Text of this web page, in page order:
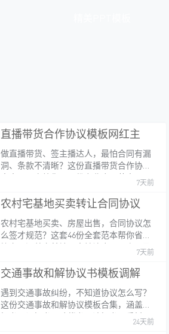
直播带货合作协议模板网红主播
电商达人签约合同范本Word可
编辑
做直播带货、签主播达人，最怕合同有漏
洞、条款不清晰？这份直播带货合作协议
大全，一次给你300+份专业合同范本，覆
盖网红主播、电商达人、MCN机构、商家
供货等各类合作场景！全部Word格式，
7天前
农村宅基地买卖转让合同协议书
范本全套房屋出售转让协议
Word电子版可编辑
农村宅基地买卖、房屋出售，合同协议怎
么签才规范？这套46份全套范本帮你省心
搞定。涵盖宅基地买卖转让合同、房屋及
农村土地出售协议、永久性转让协议、旧
村改造安置转让协议书等场景，全部
7天前
交通事故和解协议书模板调解赔
偿谅解书委托书起诉书Word可
编辑电子版全套
遇到交通事故纠纷，不知道协议怎么写？
这份交通事故和解协议模板合集，涵盖和
解书、调解书、赔偿书、谅解书、委托
书、起诉书等，Word格式可编辑，直接
24天前